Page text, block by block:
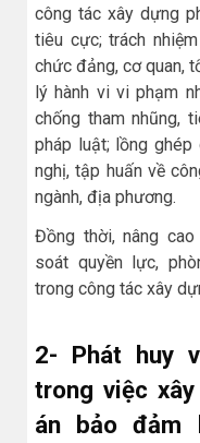
công tác xây dựng
tiêu cực; trách
chức đảng, cơ quan,
lý hành vi vi phạm
chống tham nhũng,
pháp luật; lồng
nghị, tập huấn về
ngành, địa phương.
Đồng thời, nâng
soát quyền lực,
trong công tác xây
2- Phát huy
trong việc
án bảo đảm